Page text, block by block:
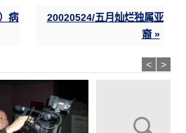
病
20020524/五月灿烂独属亚
裔 »
< >